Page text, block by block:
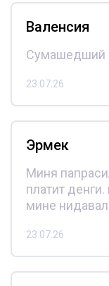
Валенсия
Сумашедший
23.07.26
Эрмек
Миня
платит
мине
23.07.26